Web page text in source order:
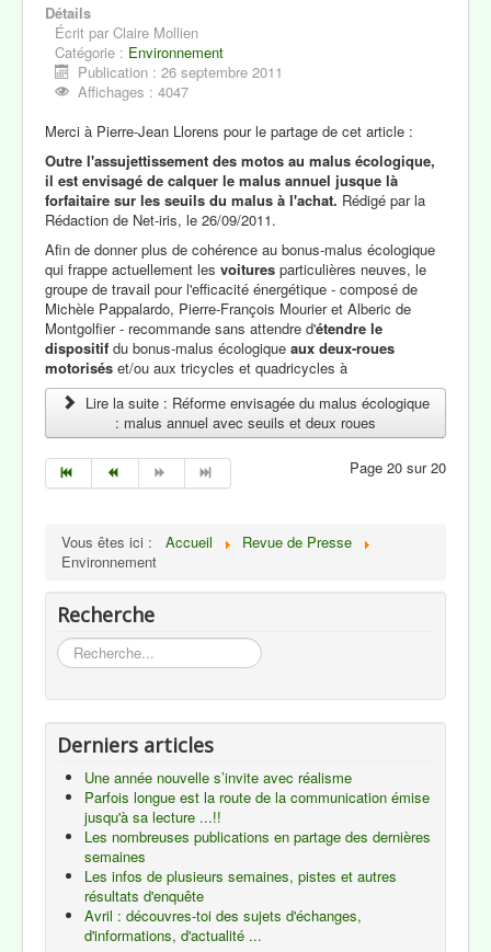
Détails
Écrit par Claire Mollien
Catégorie : Environnement
Publication : 26 septembre 2011
Affichages : 4047
Merci à Pierre-Jean Llorens pour le partage de cet article :
Outre l'assujettissement des motos au malus écologique,
il est envisagé de calquer le malus annuel jusque là
forfaitaire sur les seuils du malus à l'achat. Rédigé par la
Rédaction de Net-iris, le 26/09/2011.
Afin de donner plus de cohérence au bonus-malus écologique
qui frappe actuellement les voitures particulières neuves, le
groupe de travail pour l'efficacité énergétique - composé de
Michèle Pappalardo, Pierre-François Mourier et Alberic de
Montgolfier - recommande sans attendre d'étendre le
dispositif du bonus-malus écologique aux deux-roues
motorisés et/ou aux tricycles et quadricycles à
Lire la suite : Réforme envisagée du malus écologique
: malus annuel avec seuils et deux roues
Page 20 sur 20
Vous êtes ici : Accueil
Revue de Presse
Environnement
Recherche
Rechercher
Derniers articles
Une année nouvelle s’invite avec réalisme
Parfois longue est la route de la communication émise
jusqu'à sa lecture ...!!
Les nombreuses publications en partage des dernières
semaines
Les infos de plusieurs semaines, pistes et autres
résultats d'enquête
Avril : découvres-toi des sujets d'échanges,
d'informations, d'actualité ...